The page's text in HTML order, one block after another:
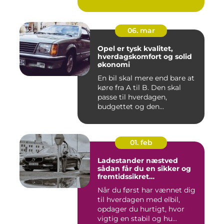
06. mar
Opel er tysk kvalitet,
hverdagskomfort og solid
økonomi
En bil skal mere end bare at
køre fra A til B. Den skal
passe til hverdagen,
budgettet og den...
01. feb
Ladestander næstved
sådan får du en sikker og
fremtidssikret
Når du først har vænnet dig
til hverdagen med elbil,
opdager du hurtigt, hvor
vigtig en stabil og hu...